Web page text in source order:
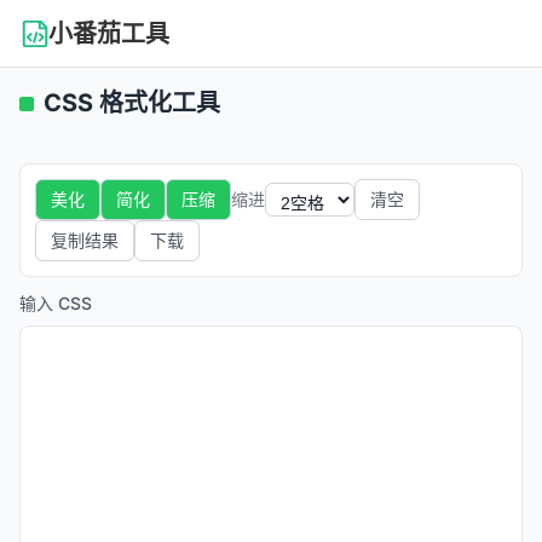
小番茄工具
CSS 格式化工具
美化 简化 压缩 缩进 清空
复制结果 下载
输入 CSS